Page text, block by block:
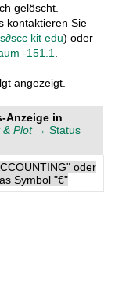
gelöscht.
kontaktieren Sie
∂scc kit edu) oder
-151.1
angezeigt.
Anzeige in
Plot→ Status
oder
Symbol "€"